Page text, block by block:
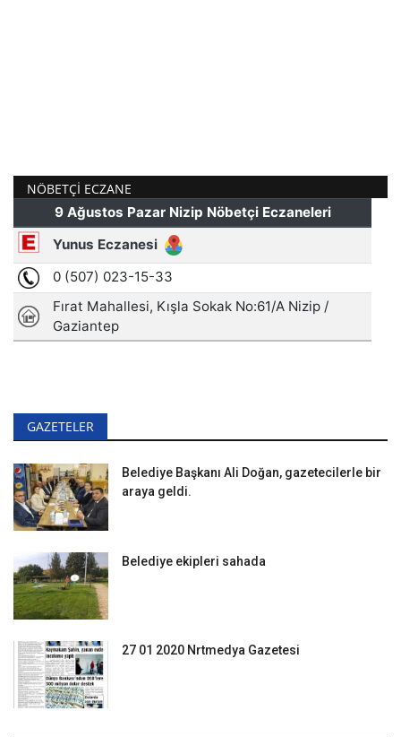
NÖBETÇI ECZANE
GAZETELER
Belediye Başkanı Ali Doğan, gazetecilerle bir
araya geldi.
Belediye ekipleri sahada
27 01 2020 Nrtmedya Gazetesi